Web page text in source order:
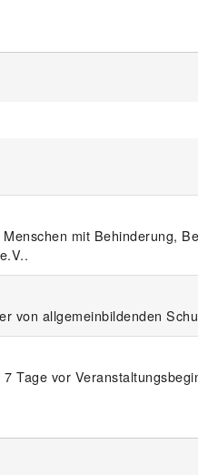
mit Behinderung,
von allgemeinbildenden
Tage vor